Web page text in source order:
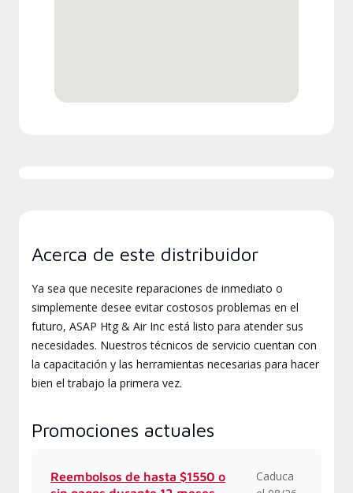
Acerca de este distribuidor
Ya sea que necesite reparaciones de inmediato o
simplemente desee evitar costosos problemas en el
futuro, ASAP Htg & Air Inc está listo para atender sus
necesidades. Nuestros técnicos de servicio cuentan con
la capacitación y las herramientas necesarias para hacer
bien el trabajo la primera vez.
Promociones actuales
Reembolsos de hasta $1550 o
Caduca